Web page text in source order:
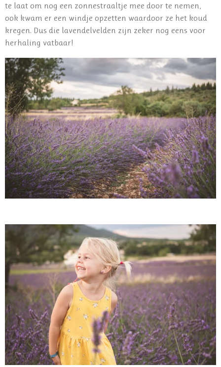
te laat om nog een zonnestraaltje mee door te nemen,
ook kwam er een windje opzetten waardoor ze het koud
kregen. Dus die lavendelvelden zijn zeker nog eens voor
herhaling vatbaar!